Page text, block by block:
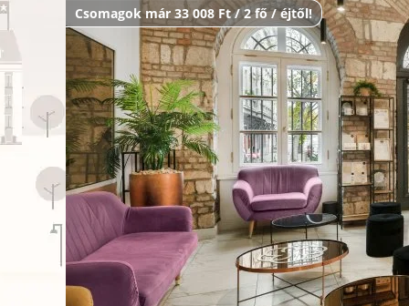
Csomagok már 33 008 Ft / 2 fő / éjtől!